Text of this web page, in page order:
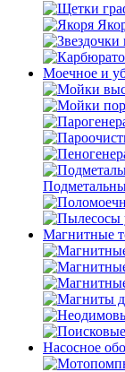
Моечное и
Магнитные
Насосное